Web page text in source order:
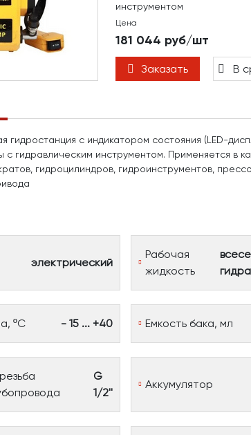
инструментом
Цена
181 044 руб/шт
Заказать В
гидростанция с индикатором состояния (LED-
с гидравлическим инструментом. Применяется в
гидроцилиндров, гидроинструментов,
электрический
Рабочая
жидкость
ºС - 15 ... +40 Емкость бака, мл
G
1/2''
Аккумулятор